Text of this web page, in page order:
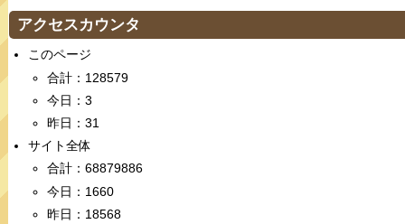
アクセスカウンタ
このページ
合計：128579
今日：3
昨日：31
サイト全体
合計：68879886
今日：1660
昨日：18568